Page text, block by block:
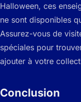
Halloween, ces
ne sont disponibles
Assurez-vous de
spéciales pour
ajouter à votre
Conclusion